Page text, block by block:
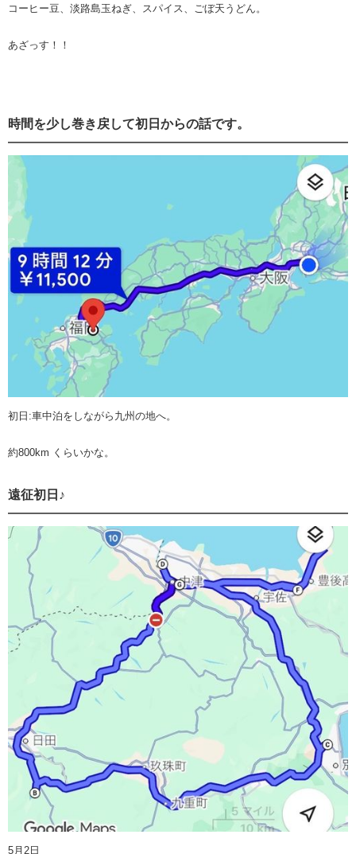
コーヒー豆、淡路島玉ねぎ、スパイス、ごぼ天うどん。
あざっす！！
時間を少し巻き戻して初日からの話です。
初日:車中泊をしながら九州の地へ。
約800km くらいかな。
遠征初日♪
5月2日